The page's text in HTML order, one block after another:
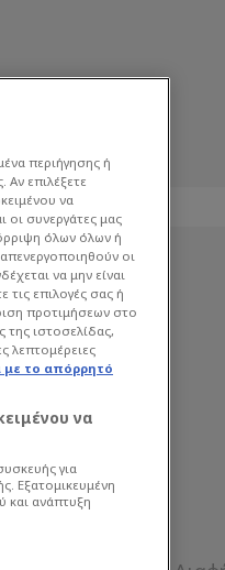
περιήγησης ή
επιλέξετε
να
οι συνεργάτες μας
όλων όλων ή
οι
να μην είναι
τις επιλογές σας ή
προτιμήσεων στο
της ιστοσελίδας,
λεπτομέρειες
με το απόρρητό
να
για
Εξατομικευμένη
και ανάπτυξη